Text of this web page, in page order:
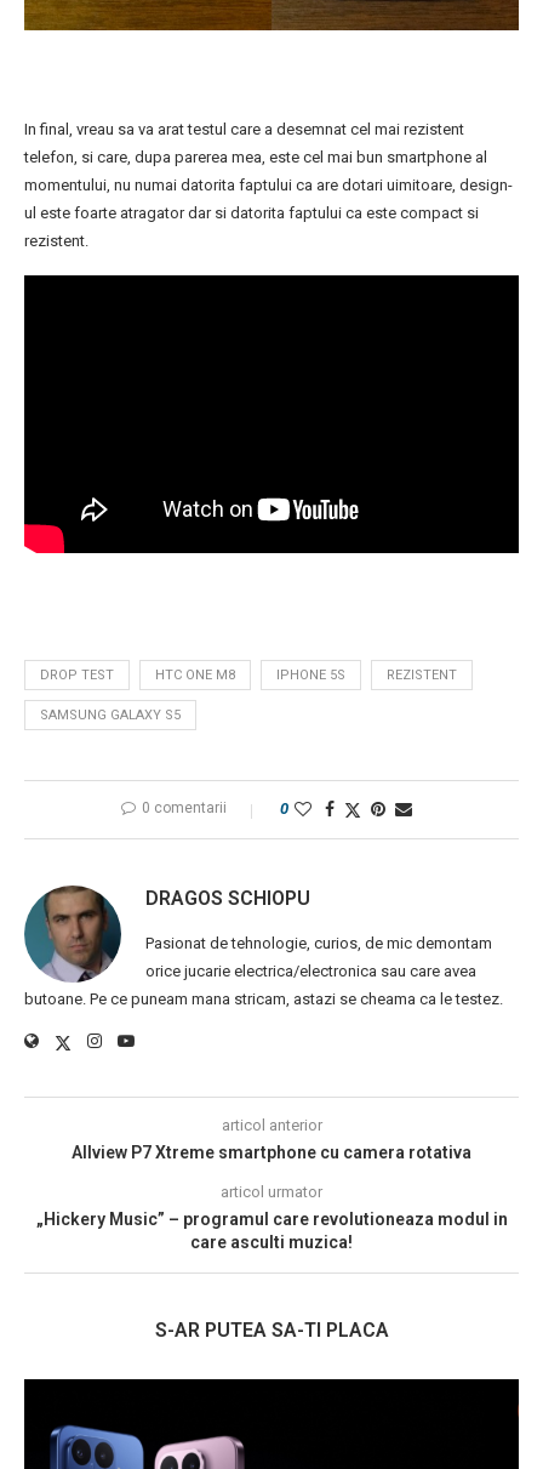
In final, vreau sa va arat testul care a desemnat cel mai rezistent
telefon, si care, dupa parerea mea, este cel mai bun smartphone al
momentului, nu numai datorita faptului ca are dotari uimitoare, design-
ul este foarte atragator dar si datorita faptului ca este compact si
rezistent.
DROP TEST HTC ONE M8 IPHONE 5S REZISTENT
SAMSUNG GALAXY S5
0 comentarii 0
DRAGOS SCHIOPU
Pasionat de tehnologie, curios, de mic demontam
orice jucarie electrica/electronica sau care avea
butoane. Pe ce puneam mana stricam, astazi se cheama ca le testez.
articol anterior
Allview P7 Xtreme smartphone cu camera rotativa
articol urmator
„Hickery Music” – programul care revolutioneaza modul in
care asculti muzica!
S-AR PUTEA SA-TI PLACA